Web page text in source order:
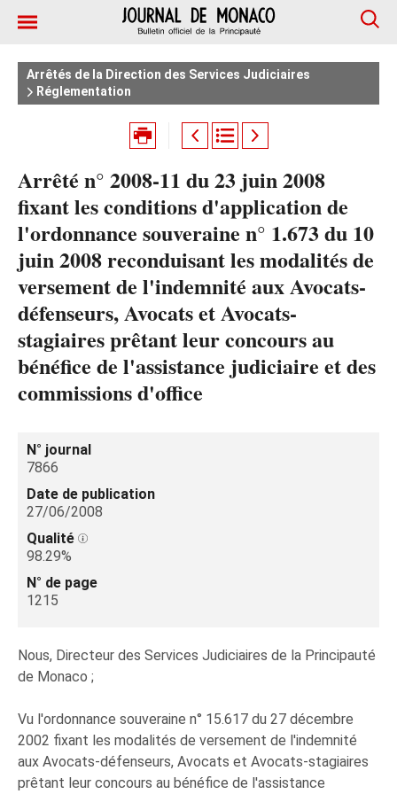
Arrêtés de la Direction des Services Judiciaires
Réglementation
Arrêté n° 2008-11 du 23 juin 2008
fixant les conditions d'application de
l'ordonnance souveraine n° 1.673 du 10
juin 2008 reconduisant les modalités de
versement de l'indemnité aux Avocats-
défenseurs, Avocats et Avocats-
stagiaires prêtant leur concours au
bénéfice de l'assistance judiciaire et des
commissions d'office
N° journal
7866
Date de publication
27/06/2008
Qualité
98.29%
N° de page
1215
Nous, Directeur des Services Judiciaires de la Principauté
de Monaco ;
Vu l'ordonnance souveraine n° 15.617 du 27 décembre
2002 fixant les modalités de versement de l'indemnité
aux Avocats-défenseurs, Avocats et Avocats-stagiaires
prêtant leur concours au bénéfice de l'assistance